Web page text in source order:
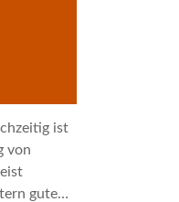
ist
von
gute